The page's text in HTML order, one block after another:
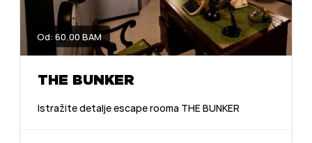
Od: 60.00 BAM
THE BUNKER
Istražite detalje escape rooma THE BUNKER